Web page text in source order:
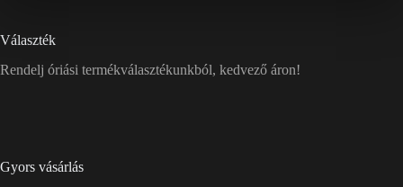
Választék
Rendelj óriási termékválasztékunkból, kedvező áron!
Gyors vásárlás